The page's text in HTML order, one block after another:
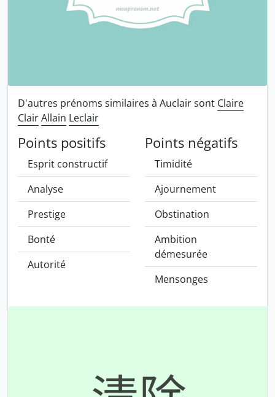
D'autres prénoms similaires à Auclair sont Claire
ClairAllain Leclair
Points positifs
Esprit constructif
Analyse
Prestige
Bonté
Autorité
Points négatifs
Timidité
Ajournement
Obstination
Ambition
démesurée
Mensonges